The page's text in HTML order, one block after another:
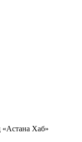
Хаб»